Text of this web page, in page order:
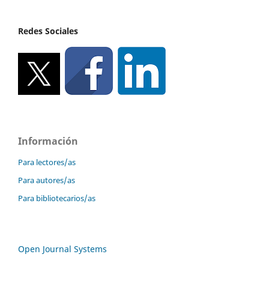
Redes Sociales
Información
Para lectores/as
Para autores/as
Para bibliotecarios/as
Open Journal Systems